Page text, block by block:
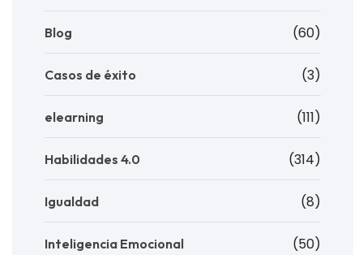
Blog (60)
Casos de éxito (3)
elearning (111)
Habilidades 4.0 (314)
Igualdad (8)
Inteligencia Emocional (50)